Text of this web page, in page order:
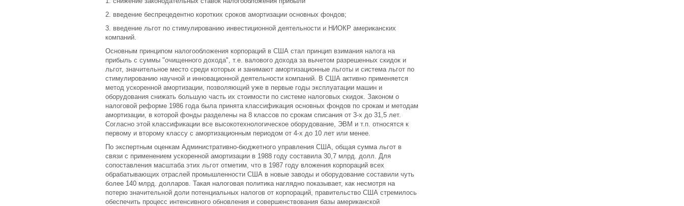
2. введение беспрецедентно коротких сроков амортизации основных фондов;
3. введение льгот по стимулированию инвестиционной деятельности и НИОКР американских
компаний.
Основным принципом налогообложения корпораций в США стал принцип взимания налога на
прибыль с суммы "очищенного дохода", т.е. валового дохода за вычетом разрешенных скидок и
льгот, значительное место среди которых и занимают амортизационные льготы и система льгот по
стимулированию научной и инновационной деятельности компаний. В США активно применяется
метод ускоренной амортизации, позволяющий уже в первые годы эксплуатации машин и
оборудования снижать большую часть их стоимости по системе налоговых скидок. Законом о
налоговой реформе 1986 года была принята классификация основных фондов по срокам и методам
амортизации, в которой фонды разделены на 8 классов по срокам списания от 3-х до 31,5 лет.
Согласно этой классификации все высокотехнологическое оборудование, ЭВМ и т.п. относятся к
первому и второму классу с амортизационным периодом от 4-х до 10 лет или менее.
По экспертным оценкам Административно-бюджетного управления США, общая сумма льгот в
связи с применением ускоренной амортизации в 1988 году составила 30,7 млрд. долл. Для
сопоставления масштаба этих льгот отметим, что в 1987 году вложения корпораций всех
обрабатывающих отраслей промышленности США в новые заводы и оборудование составили чуть
более 140 млрд. долларов. Такая налоговая политика наглядно показывает, как несмотря на
потерю значительной доли потенциальных налогов от корпораций, правительство США стремилось
обеспечить процесс интенсивного обновления и совершенствования базы американской